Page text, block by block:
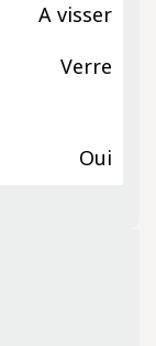
A visser
Verre
Oui